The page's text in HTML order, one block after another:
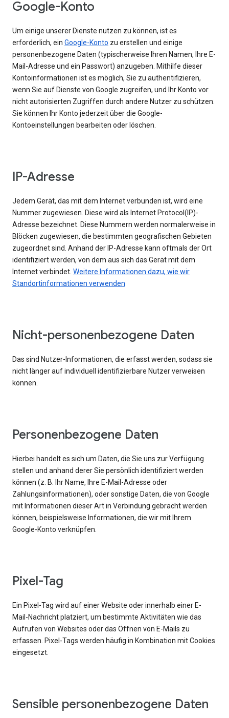
Google-Konto
Um einige unserer Dienste nutzen zu können, ist es
erforderlich, ein Google-Konto zu erstellen und einige
personenbezogene Daten (typischerweise Ihren Namen, Ihre E-
Mail-Adresse und ein Passwort) anzugeben. Mithilfe dieser
Kontoinformationen ist es möglich, Sie zu authentifizieren,
wenn Sie auf Dienste von Google zugreifen, und Ihr Konto vor
nicht autorisierten Zugriffen durch andere Nutzer zu schützen.
Sie können Ihr Konto jederzeit über die Google-
Kontoeinstellungen bearbeiten oder löschen.
IP-Adresse
Jedem Gerät, das mit dem Internet verbunden ist, wird eine
Nummer zugewiesen. Diese wird als Internet Protocol(IP)-
Adresse bezeichnet. Diese Nummern werden normalerweise in
Blöcken zugewiesen, die bestimmten geografischen Gebieten
zugeordnet sind. Anhand der IP-Adresse kann oftmals der Ort
identifiziert werden, von dem aus sich das Gerät mit dem
Internet verbindet. Weitere Informationen dazu, wie wir
Standortinformationen verwenden
Nicht-personenbezogene Daten
Das sind Nutzer-Informationen, die erfasst werden, sodass sie
nicht länger auf individuell identifizierbare Nutzer verweisen
können.
Personenbezogene Daten
Hierbei handelt es sich um Daten, die Sie uns zur Verfügung
stellen und anhand derer Sie persönlich identifiziert werden
können (z. B. Ihr Name, Ihre E-Mail-Adresse oder
Zahlungsinformationen), oder sonstige Daten, die von Google
mit Informationen dieser Art in Verbindung gebracht werden
können, beispielsweise Informationen, die wir mit Ihrem
Google-Konto verknüpfen.
Pixel-Tag
Ein Pixel-Tag wird auf einer Website oder innerhalb einer E-
Mail-Nachricht platziert, um bestimmte Aktivitäten wie das
Aufrufen von Websites oder das Öffnen von E-Mails zu
erfassen. Pixel-Tags werden häufig in Kombination mit Cookies
eingesetzt.
Sensible personenbezogene Daten